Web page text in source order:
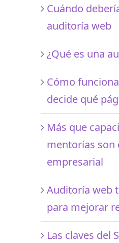
Cuándo
auditoría web
¿Qué es una
Cómo
decide qué
Más que
mentorías son
empresarial
Auditoría web
para mejorar
Las claves del